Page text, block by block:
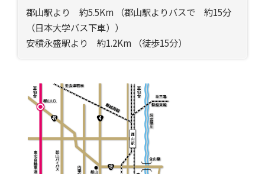
郡山駅より 約5.5Km （郡山駅よりバスで 約15分
（日本大学バス下車） ）
安積永盛駅より 約1.2Km （徒歩15分）